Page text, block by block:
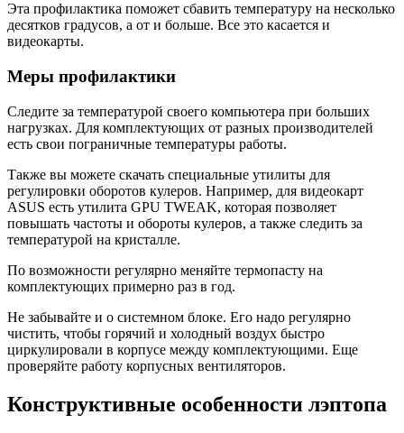
Эта профилактика поможет сбавить температуру на несколько
десятков градусов, а от и больше. Все это касается и
видеокарты.
Меры профилактики
Следите за температурой своего компьютера при больших
нагрузках. Для комплектующих от разных производителей
есть свои пограничные температуры работы.
Также вы можете скачать специальные утилиты для
регулировки оборотов кулеров. Например, для видеокарт
ASUS есть утилита GPU TWEAK, которая позволяет
повышать частоты и обороты кулеров, а также следить за
температурой на кристалле.
По возможности регулярно меняйте термопасту на
комплектующих примерно раз в год.
Не забывайте и о системном блоке. Его надо регулярно
чистить, чтобы горячий и холодный воздух быстро
циркулировали в корпусе между комплектующими. Еще
проверяйте работу корпусных вентиляторов.
Конструктивные особенности лэптопа